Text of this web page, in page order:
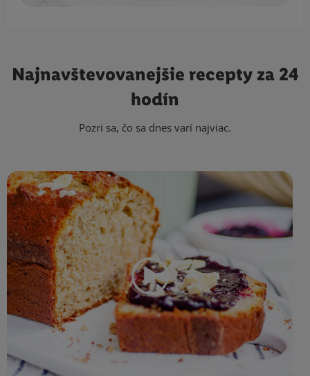
Najnavštevovanejšie recepty za 24
hodín
Pozri sa, čo sa dnes varí najviac.